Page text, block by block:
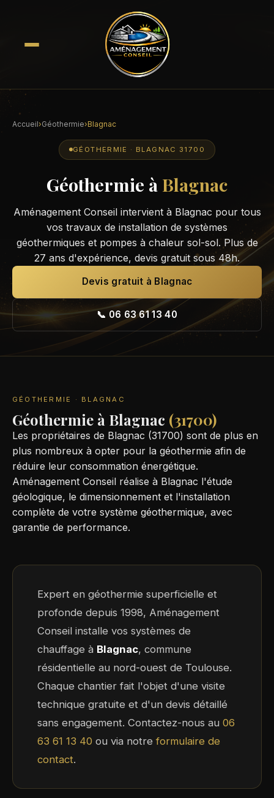
Accueil›Géothermie›Blagnac
GÉOTHERMIE · BLAGNAC 31700
Géothermie à Blagnac
Aménagement Conseil intervient à Blagnac pour tous
vos travaux de installation de systèmes
géothermiques et pompes à chaleur sol-sol. Plus de
27 ans d'expérience, devis gratuit sous 48h.
Devis gratuit à Blagnac
📞 06 63 61 13 40
GÉOTHERMIE · BLAGNAC
Géothermie à Blagnac (31700)
Les propriétaires de Blagnac (31700) sont de plus en
plus nombreux à opter pour la géothermie afin de
réduire leur consommation énergétique.
Aménagement Conseil réalise à Blagnac l'étude
géologique, le dimensionnement et l'installation
complète de votre système géothermique, avec
garantie de performance.
Expert en géothermie superficielle et
profonde depuis 1998, Aménagement
Conseil installe vos systèmes de
chauffage à Blagnac, commune
résidentielle au nord-ouest de Toulouse.
Chaque chantier fait l'objet d'une visite
technique gratuite et d'un devis détaillé
sans engagement. Contactez-nous au 06
63 61 13 40 ou via notreformulaire de
contact.